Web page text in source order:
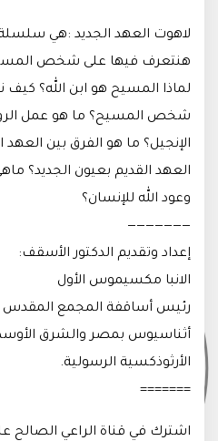
لاهوت العهد الجديد :هي سلسلة
هنتعرف فيها على شخص
لماذا المسيح هو ابن الله؟
شخص المسيح؟ ما هو عمل
الإنجيل؟ ما هو الفرق بين العهد
العهد القديم بعيون الجديد؟
وعود الله للإنسان؟
———————
إعداد وتقديم الدكتور الأسقف:
الانبا مكسيموس الأول
رئيس أساقفة المجمع
أثناسيوس بمصر والشرق
الأرثوذكسية الرسولية.
=======
اشترك في قناة الراعي الصالح